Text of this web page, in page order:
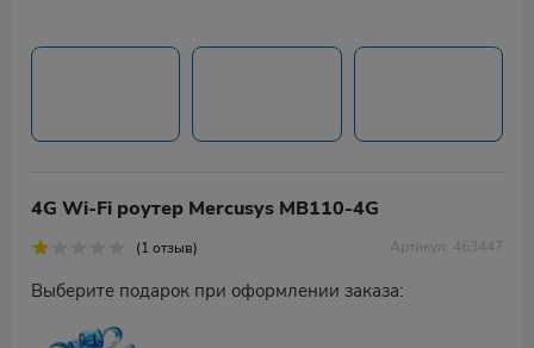
4G Wi-Fi роутер Mercusys MB110-4G
(1 отзыв) Артикул: 463447
Выберите подарок при оформлении заказа: